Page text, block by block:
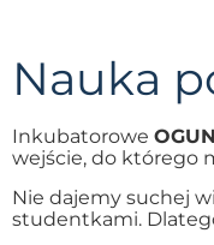
Nauka
Inkubatorowe
wejście, do którego
Nie dajemy suchej
studentkami.